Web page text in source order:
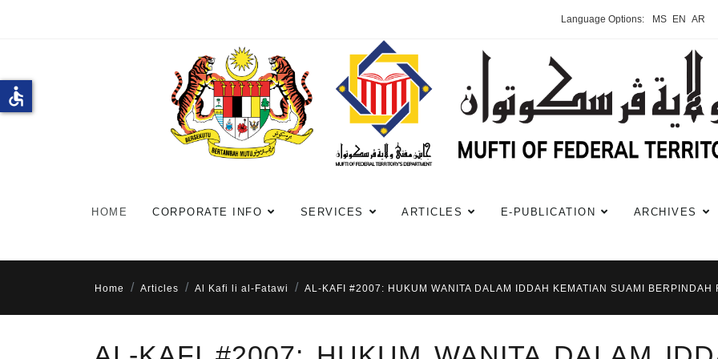
Language Options: MS EN AR
HOME CORPORATE INFO SERVICES ARTICLES E-PUBLICATION ARCHIVES
Home Articles Al Kafi li al-Fatawi AL-KAFI #2007: HUKUM WANITA DALAM IDDAH KEMATIAN SUAMI
accessible